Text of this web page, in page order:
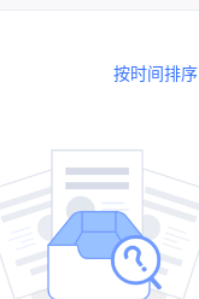
按时间排序